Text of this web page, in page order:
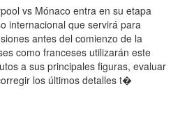
vs Mónaco entra en su etapa
internacional que servirá para
antes del comienzo de la
como franceses utilizarán este
a sus principales figuras, evaluar
los últimos detalles t�